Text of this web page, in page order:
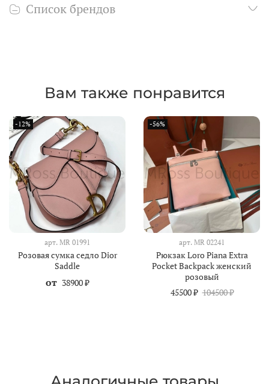
Список брендов
Вам также понравится
-12%
арт. MR 01991
Розовая сумка седло Dior
Saddle
от 38900 ₽
-56%
арт. MR 02241
Рюкзак Loro Piana Extra
Pocket Backpack женский
розовый
45500 ₽ 104500 ₽